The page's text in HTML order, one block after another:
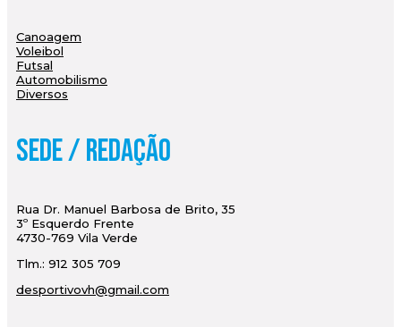
Canoagem
Voleibol
Futsal
Automobilismo
Diversos
Sede / Redação
Rua Dr. Manuel Barbosa de Brito, 35
3º Esquerdo Frente
4730-769 Vila Verde
Tlm.: 912 305 709
desportivovh@gmail.com